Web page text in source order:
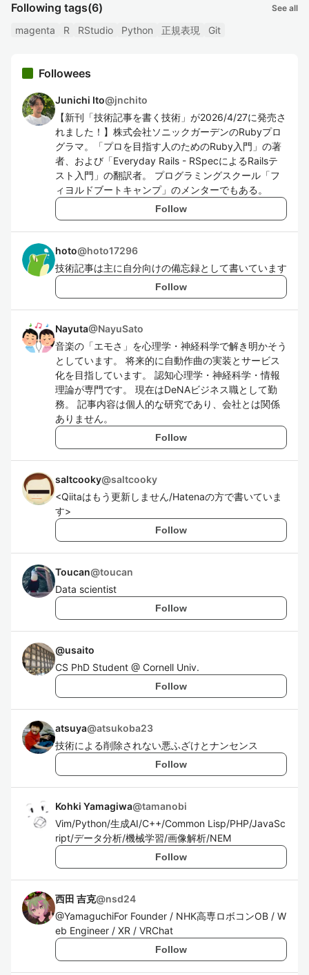
Following tags(6) See all
magenta R RStudio Python 正規表現 Git
Followees
Junichi Ito@jnchito
【新刊「技術記事を書く技術」が2026/4/27に発売さ
れました！】株式会社ソニックガーデンのRubyプロ
グラマ。「プロを目指す人のためのRuby入門」の著
者、および「Everyday Rails - RSpecによるRailsテ
スト入門」の翻訳者。 プログラミングスクール「フ
ィヨルドブートキャンプ」のメンターでもある。
Follow
hoto@hoto17296
技術記事は主に自分向けの備忘録として書いています
Follow
Nayuta@NayuSato
音楽の「エモさ」を心理学・神経科学で解き明かそう
としています。 将来的に自動作曲の実装とサービス
化を目指しています。 認知心理学・神経科学・情報
理論が専門です。 現在はDeNAビジネス職として勤
務。 記事内容は個人的な研究であり、会社とは関係
ありません。
Follow
saltcooky@saltcooky
<Qiitaはもう更新しません/Hatenaの方で書いていま
す>
Follow
Toucan@toucan
Data scientist
Follow
@usaito
CS PhD Student @ Cornell Univ.
Follow
atsuya@atsukoba23
技術による削除されない悪ふざけとナンセンス
Follow
Kohki Yamagiwa@tamanobi
Vim/Python/生成AI/C++/Common Lisp/PHP/JavaSc
ript/データ分析/機械学習/画像解析/NEM
Follow
西田 吉克@nsd24
@YamaguchiFor Founder / NHK高専ロボコンOB / W
eb Engineer / XR / VRChat
Follow